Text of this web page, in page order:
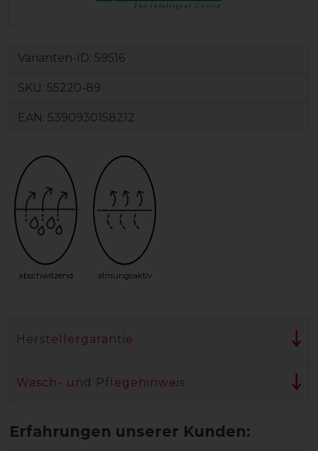
Varianten-ID: 59516
SKU: 55220-89
EAN: 5390930158212
abschwitzend atmungsaktiv
Herstellergarantie
Wasch- und Pflegehinweis